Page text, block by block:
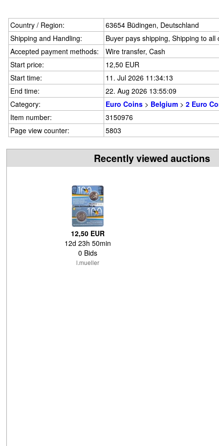
Country / Region:
63654 Büdingen, Deutschland
Shipping and Handling:
Buyer pays shipping, Shipping to
Accepted payment methods:
Wire transfer, Cash
Start price:
12,50 EUR
Start time:
11. Jul 2026 11:34:13
End time:
22. Aug 2026 13:55:09
Category:
Euro Coins > Belgium > 2 Euro
Item number:
3150976
Page view counter:
5803
Recently viewed auctions
12,50 EUR
12d 23h 50min
0 Bids
l.mueller